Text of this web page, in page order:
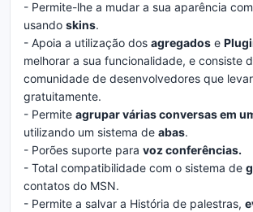
- Permite-lhe a mudar a sua aparência
usando skins.
- Apoia a utilização dos agregados e
melhorar a sua funcionalidade, e consiste
comunidade de desenvolvedores que
gratuitamente.
- Permite agrupar várias conversas em
utilizando um sistema de abas.
- Porões suporte para voz conferências.
- Total compatibilidade com o sistema de
contatos do MSN.
- Permite a salvar a História de palestras,